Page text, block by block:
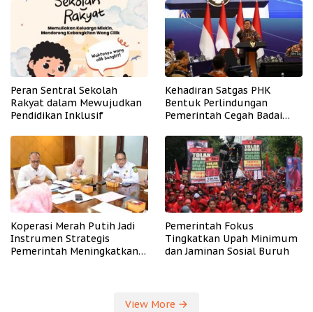
Peran Sentral Sekolah
Rakyat dalam Mewujudkan
Pendidikan Inklusif
Kehadiran Satgas PHK
Bentuk Perlindungan
Pemerintah Cegah Badai
Koperasi Merah Putih Jadi
Instrumen Strategis
Pemerintah Meningkatkan
Pemerintah Fokus
Tingkatkan Upah Minimum
dan Jaminan Sosial Buruh
View More